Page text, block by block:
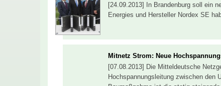
[24.09.2013] In Brandenburg soll ein
Energies und Hersteller Nordex SE
Mitnetz Strom: Neue
[07.08.2013] Die Mitteldeutsche
Hochspannungsleitung zwischen den